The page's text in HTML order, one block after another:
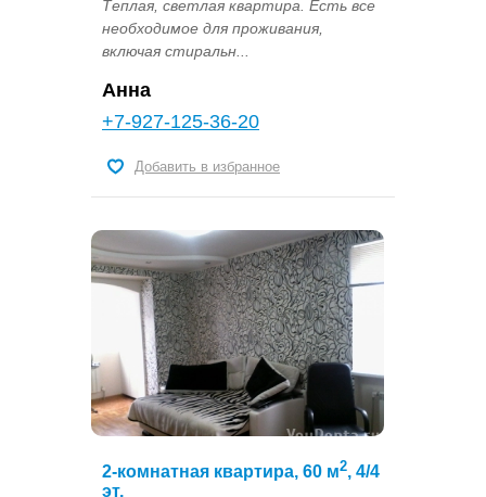
Теплая, светлая квартира. Есть все
необходимое для проживания,
включая стиральн...
Анна
+7-927-125-36-20
Добавить в избранное
2-комнатная квартира, 60 м2, 4/4
эт.